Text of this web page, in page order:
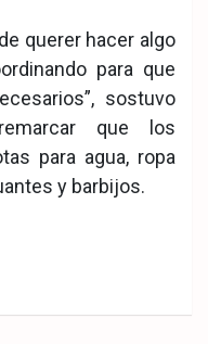
querer hacer algo
para que
sostuvo
que los
para agua, ropa
y barbijos.